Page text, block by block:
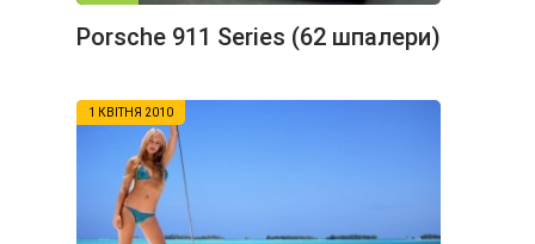
Porsche 911 Series (62 шпалери)
1 КВІТНЯ 2010